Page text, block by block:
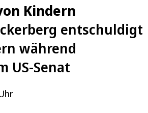
Kindern
entschuldigt
während
US-Senat